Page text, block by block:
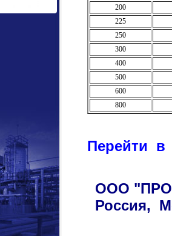
200
225
250
300
400
500
600
800
Перейти в
ООО
Россия,